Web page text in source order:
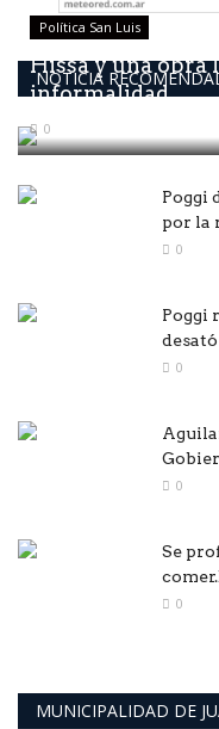
NOTICIA
Política San Luis
Hissa y una obra
informalidad...
0
Poggi
por la
0
Poggi
0
0
Se
0
MUNICIPALIDAD DE